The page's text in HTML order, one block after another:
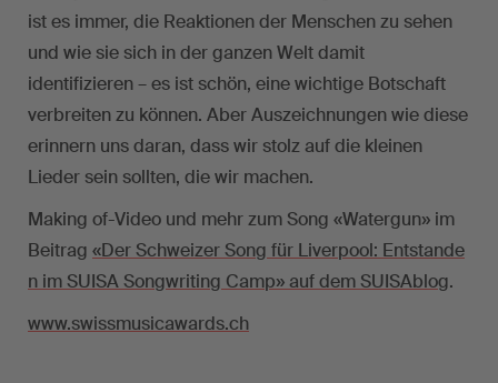
ist es immer, die Reaktionen der Menschen zu sehen
und wie sie sich in der ganzen Welt damit
identifizieren – es ist schön, eine wichtige Botschaft
verbreiten zu können. Aber Auszeichnungen wie diese
erinnern uns daran, dass wir stolz auf die kleinen
Lieder sein sollten, die wir machen.
Making of-Video und mehr zum Song «Watergun» im
Beitrag «Der Schweizer Song für Liverpool: Entstande
n im SUISA Songwriting Camp» auf dem SUISAblog.
www.swissmusicawards.ch